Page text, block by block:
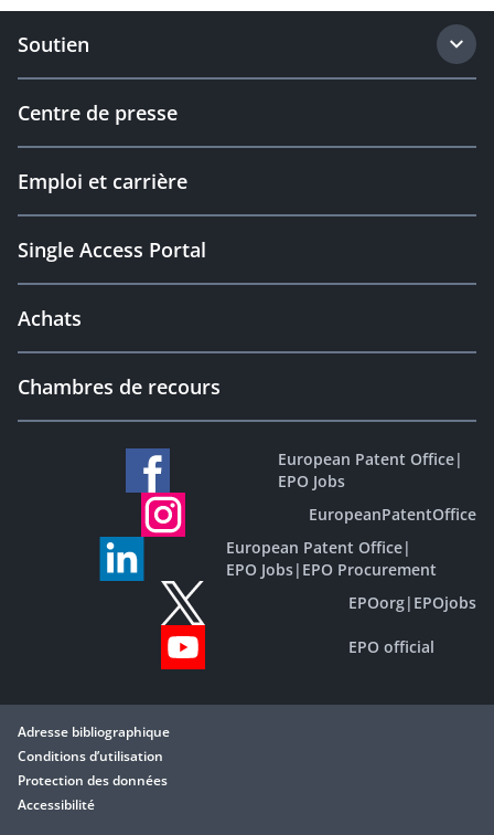
Soutien
Centre de presse
Emploi et carrière
Single Access Portal
Achats
Chambres de recours
European Patent Office|
EPO Jobs
EuropeanPatentOffice
European Patent Office|
EPO Jobs| EPO Procurement
EPOorg| EPOjobs
EPO official
Adresse bibliographique
Conditions d’utilisation
Protection des données
Accessibilité